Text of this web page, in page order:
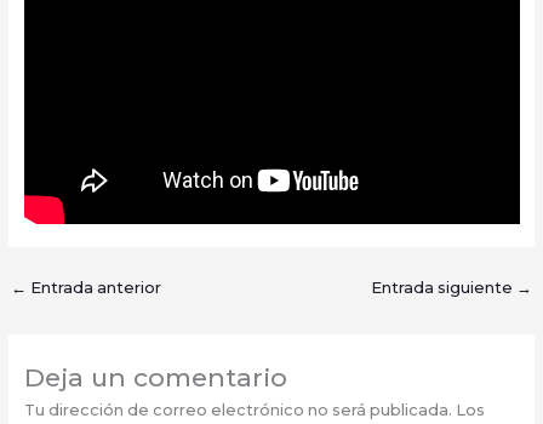
← Entrada anterior Entrada siguiente →
Deja un comentario
Tu dirección de correo electrónico no será publicada. Los